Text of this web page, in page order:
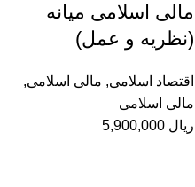
مالی اسلامی میانه
(نظریه و عمل)
اقتصاد اسلامی, مالی اسلامی,
مالی اسلامی
ریال